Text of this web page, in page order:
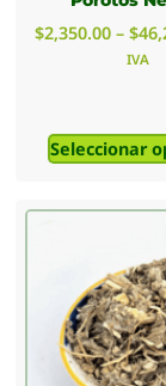
$2,350.00 – $
IVA
Seleccionar